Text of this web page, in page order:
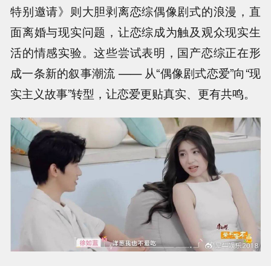
特别邀请》则大胆剥离恋综偶像剧式的浪漫，直
面离婚与现实问题，让恋综成为触及观众现实生
活的情感实验。这些尝试表明，国产恋综正在形
成一条新的叙事潮流 —— 从“偶像剧式恋爱”向“现
实主义故事”转型，让恋爱更贴真实、更有共鸣。